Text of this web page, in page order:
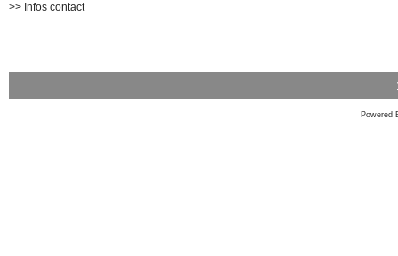
>> Infos contact
Powered